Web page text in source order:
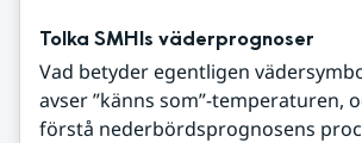
Tolka SMHIs väderprognoser
Vad betyder egentligen
avser ”känns som”-temperaturen,
förstå nederbördsprognosens